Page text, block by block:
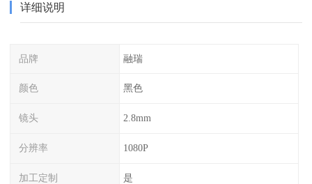
详细说明
品牌 融瑞
颜色 黑色
镜头 2.8mm
分辨率 1080P
加工定制 是